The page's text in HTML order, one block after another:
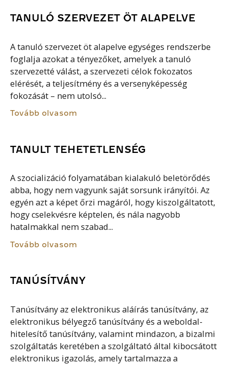
TANULÓ SZERVEZET ÖT ALAPELVE
A tanuló szervezet öt alapelve egységes rendszerbe
foglalja azokat a tényezőket, amelyek a tanuló
szervezetté válást, a szervezeti célok fokozatos
elérését, a teljesítmény és a versenyképesség
fokozását – nem utolsó...
Tovább olvasom
TANULT TEHETETLENSÉG
A szocializáció folyamatában kialakuló beletörődés
abba, hogy nem vagyunk saját sorsunk irányítói. Az
egyén azt a képet őrzi magáról, hogy kiszolgáltatott,
hogy cselekvésre képtelen, és nála nagyobb
hatalmakkal nem szabad...
Tovább olvasom
TANÚSÍTVÁNY
Tanúsítvány az elektronikus aláírás tanúsítvány, az
elektronikus bélyegző tanúsítvány és a weboldal-
hitelesítő tanúsítvány, valamint mindazon, a bizalmi
szolgáltatás keretében a szolgáltató által kibocsátott
elektronikus igazolás, amely tartalmazza a